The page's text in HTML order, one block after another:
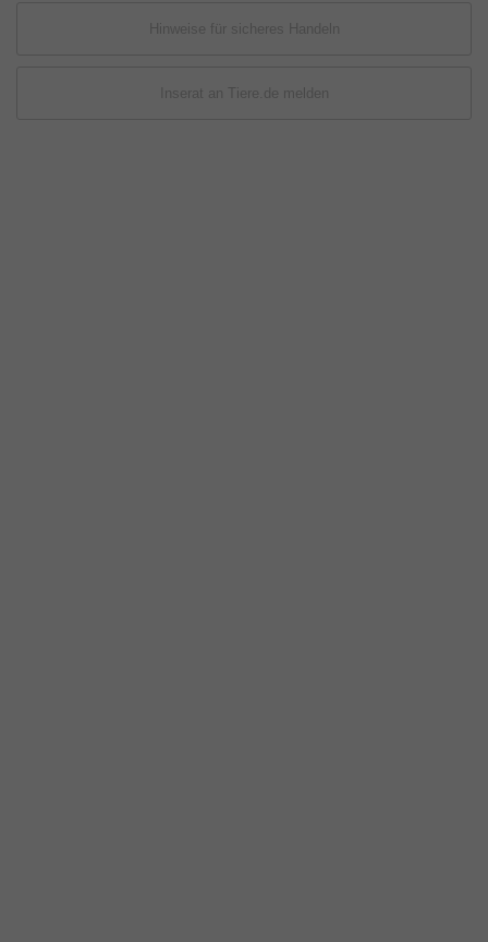
Hinweise für sicheres Handeln
Inserat an Tiere.de melden